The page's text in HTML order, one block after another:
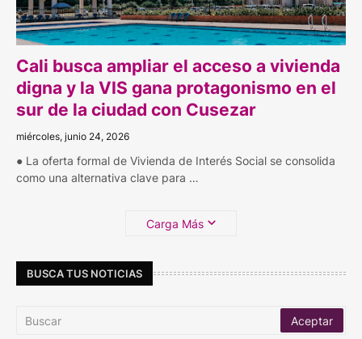
Cali busca ampliar el acceso a vivienda
digna y la VIS gana protagonismo en el
sur de la ciudad con Cusezar
miércoles, junio 24, 2026
● La oferta formal de Vivienda de Interés Social se consolida
como una alternativa clave para …
Carga Más
BUSCA TUS NOTICIAS